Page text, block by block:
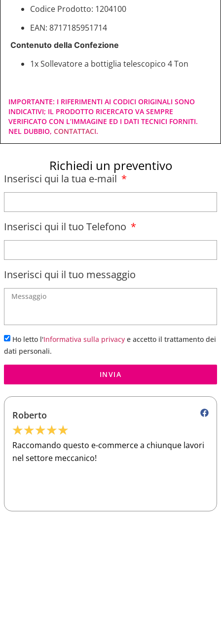
Codice Prodotto: 1204100
EAN: 8717185951714
Contenuto della Confezione
1x Sollevatore a bottiglia telescopico 4 Ton
IMPORTANTE: I RIFERIMENTI AI CODICI ORIGINALI SONO
INDICATIVI; IL PRODOTTO RICERCATO VA SEMPRE
VERIFICATO CON L’IMMAGINE ED I DATI TECNICI FORNITI.
NEL DUBBIO, CONTATTACI.
Richiedi un preventivo
Inserisci qui la tua e-mail
Inserisci qui il tuo Telefono
Inserisci qui il tuo messaggio
Ho letto l'Informativa sulla privacy e accetto il trattamento dei
dati personali.
INVIA
Roberto
★★★★★
Raccomando questo e-commerce a chiunque lavori
nel settore meccanico!